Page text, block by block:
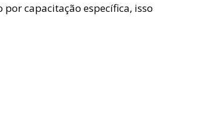
capacitação específica, isso